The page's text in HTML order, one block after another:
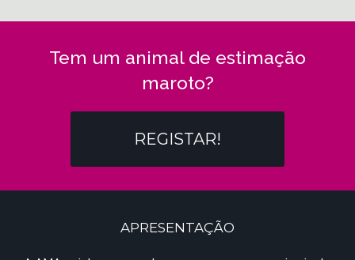
Tem um animal de estimação
maroto?
REGISTAR!
APRESENTAÇÃO